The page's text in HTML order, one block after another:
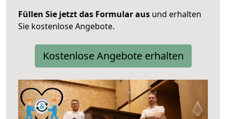
Füllen Sie jetzt das Formular aus und erhalten
Sie kostenlose Angebote.
Kostenlose Angebote erhalten